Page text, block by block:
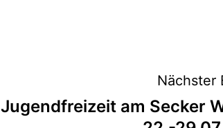
Nächster
Jugendfreizeit am Secker